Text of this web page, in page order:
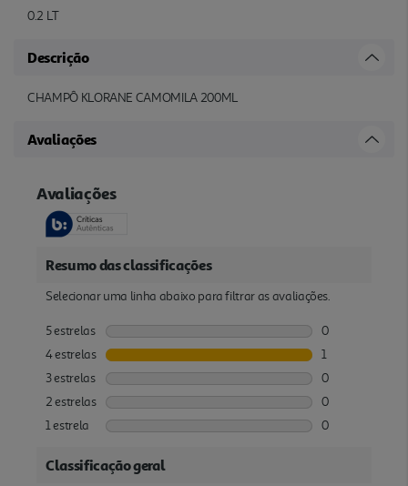
0.2 LT
Descrição
CHAMPÔ KLORANE CAMOMILA 200ML
Avaliações